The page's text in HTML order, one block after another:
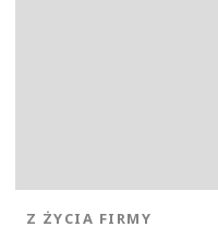
KATEGORIA:
Z ŻYCIA FIRMY